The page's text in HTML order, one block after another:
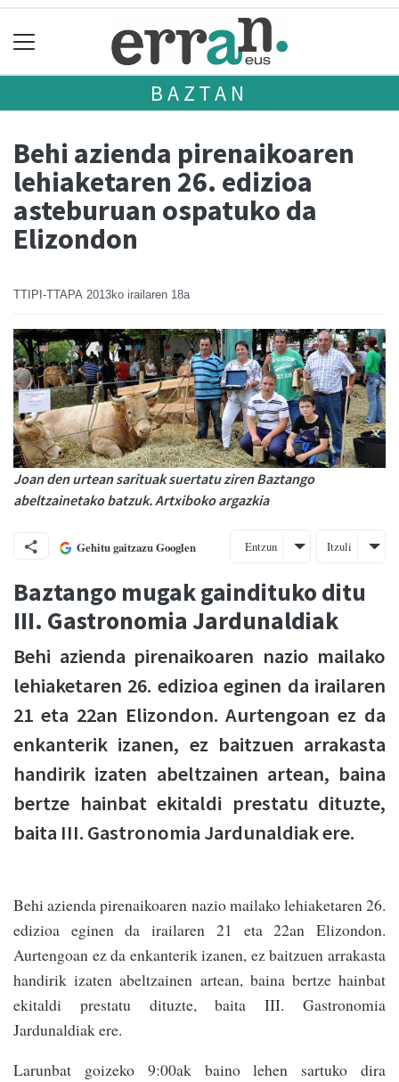
BAZTAN
Behi azienda pirenaikoaren
lehiaketaren 26. edizioa
asteburuan ospatuko da
Elizondon
TTIPI-TTAPA 2013ko irailaren 18a
Joan den urtean sarituak suertatu ziren Baztango
abeltzainetako batzuk. Artxiboko argazkia
Gehitu gaitzazu Googlen Entzun Itzuli
Baztango mugak gaindituko ditu
III. Gastronomia Jardunaldiak
Behi azienda pirenaikoaren nazio mailako
lehiaketaren 26. edizioa eginen da irailaren
21 eta 22an Elizondon. Aurtengoan ez da
enkanterik izanen, ez baitzuen arrakasta
handirik izaten abeltzainen artean, baina
bertze hainbat ekitaldi prestatu dituzte,
baita III. Gastronomia Jardunaldiak ere.
Behi azienda pirenaikoaren nazio mailako lehiaketaren 26.
edizioa eginen da irailaren 21 eta 22an Elizondon.
Aurtengoan ez da enkanterik izanen, ez baitzuen arrakasta
handirik izaten abeltzainen artean, baina bertze hainbat
ekitaldi prestatu dituzte, baita III. Gastronomia
Jardunaldiak ere.
Larunbat goizeko 9:00ak baino lehen sartuko dira